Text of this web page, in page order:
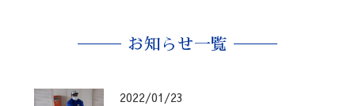
お知らせ一覧
2022/01/23